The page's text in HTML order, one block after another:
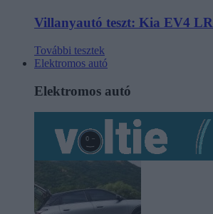
Villanyautó teszt: Kia EV4
További tesztek
Elektromos autó
Elektromos autó